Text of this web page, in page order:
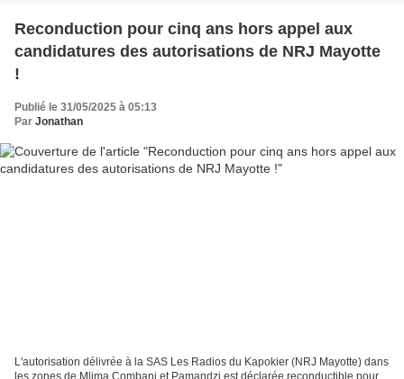
Reconduction pour cinq ans hors appel aux
candidatures des autorisations de NRJ Mayotte
!
Publié le 31/05/2025 à 05:13
Par Jonathan
L'autorisation délivrée à la SAS Les Radios du Kapokier (NRJ Mayotte) dans
les zones de Mlima Combani et Pamandzi est déclarée reconductible pour